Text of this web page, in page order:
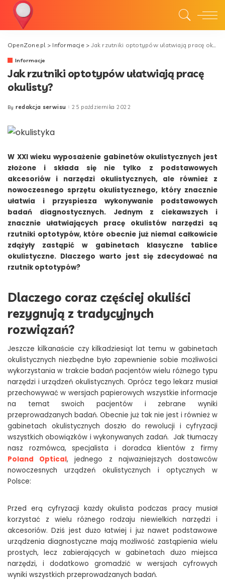
OpenZone.pl> Informacje>Jak rzutniki optotypów ułatwiają pracę okulisty?
Informacje
Jak rzutniki optotypów ułatwiają pracę
okulisty?
Posted
By redakcja serwisu 25 października 2022
W XXI wieku wyposażenie gabinetów okulistycznych jest
złożone i składa się nie tylko z podstawowych
akcesoriów i narzędzi okulistycznych, ale również z
nowoczesnego sprzętu okulistycznego, który znacznie
ułatwia i przyspiesza wykonywanie podstawowych
badań diagnostycznych. Jednym z ciekawszych i
znacznie ułatwiających pracę okulistów narzędzi są
rzutniki optotypów, które obecnie już niemal całkowicie
zdążyły zastąpić w gabinetach klasyczne tablice
okulistyczne. Dlaczego warto jest się zdecydować na
rzutnik optotypów?
Dlaczego coraz częściej okuliści
rezygnują z tradycyjnych
rozwiązań?
Jeszcze kilkanaście czy kilkadziesiąt lat temu w gabinetach
okulistycznych niezbędne było zapewnienie sobie możliwości
wykorzystania w trakcie badań pacjentów wielu różnego typu
narzędzi i urządzeń okulistycznych. Oprócz tego lekarz musiał
przechowywać w wersjach papierowych wszystkie informacje
na temat swoich pacjentów i zebrane wyniki
przeprowadzanych badań. Obecnie już tak nie jest i również w
gabinetach okulistycznych doszło do rewolucji i cyfryzacji
wszystkich obowiązków i wykonywanych zadań. Jak tłumaczy
nasz rozmówca, specjalista i doradca klientów z firmy
Poland Optical, jednego z najważniejszych dostawców
nowoczesnych urządzeń okulistycznych i optycznych w
Polsce:
Przed erą cyfryzacji każdy okulista podczas pracy musiał
korzystać z wielu różnego rodzaju niewielkich narzędzi i
akcesoriów. Dziś jest dużo łatwiej i już nawet podstawowe
urządzenia diagnostyczne mają możliwość zastąpienia wielu
prostych, lecz zabierających w gabinetach dużo miejsca
narzędzi, i dodatkowo gromadzić w wersjach cyfrowych
wyniki wszystkich przeprowadzanych badań.